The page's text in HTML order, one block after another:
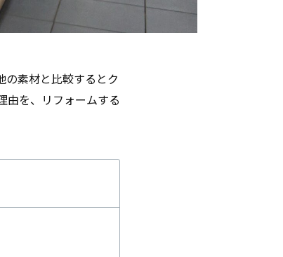
素材と比較するとク
由を、リフォームする